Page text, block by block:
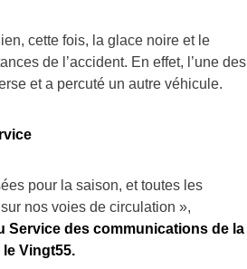
cette fois, la glace noire et le
de l’accident. En effet, l’une des
et a percuté un autre véhicule.
pour la saison, et toutes les
nos voies de circulation »,
Service des communications de la
Vingt55.